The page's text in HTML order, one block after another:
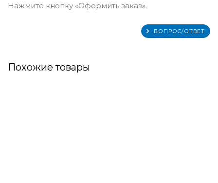
Нажмите кнопку «Оформить заказ».
ВОПРОС/ОТВЕТ
Похожие товары